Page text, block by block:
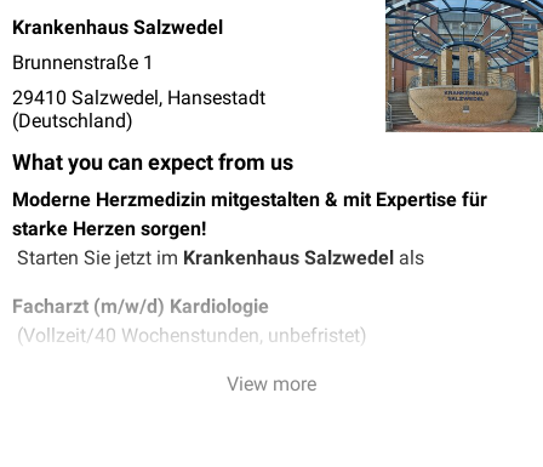
Krankenhaus Salzwedel
Brunnenstraße 1
29410 Salzwedel, Hansestadt
(Deutschland)
What you can expect from us
Moderne Herzmedizin mitgestalten & mit Expertise für
starke Herzen sorgen!
Starten Sie jetzt im Krankenhaus Salzwedel als
Facharzt (m/w/d) Kardiologie
(Vollzeit/40 Wochenstunden, unbefristet)
Unsere Klinik für Kardiologie im Krankenhaus Salzwedel
View more